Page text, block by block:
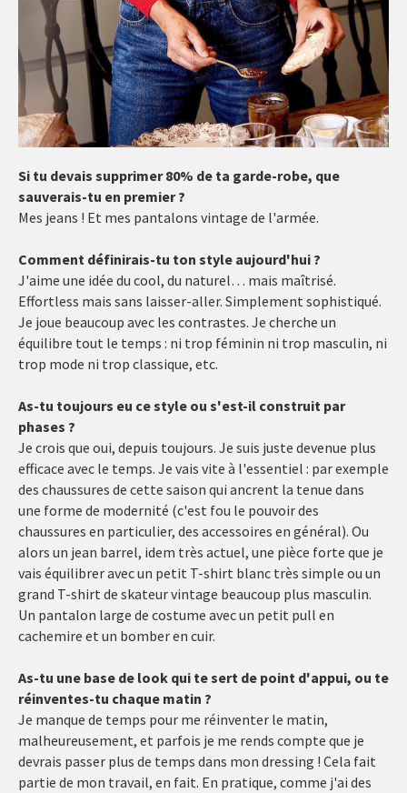
Si tu devais supprimer 80% de ta garde-robe, que
sauverais-tu en premier ?
Mes jeans ! Et mes pantalons vintage de l'armée.
Comment définirais-tu ton style aujourd'hui ?
J'aime une idée du cool, du naturel… mais maîtrisé.
Effortless mais sans laisser-aller. Simplement sophistiqué.
Je joue beaucoup avec les contrastes. Je cherche un
équilibre tout le temps : ni trop féminin ni trop masculin, ni
trop mode ni trop classique, etc.
As-tu toujours eu ce style ou s'est-il construit par
phases ?
Je crois que oui, depuis toujours. Je suis juste devenue plus
efficace avec le temps. Je vais vite à l'essentiel : par exemple
des chaussures de cette saison qui ancrent la tenue dans
une forme de modernité (c'est fou le pouvoir des
chaussures en particulier, des accessoires en général). Ou
alors un jean barrel, idem très actuel, une pièce forte que je
vais équilibrer avec un petit T-shirt blanc très simple ou un
grand T-shirt de skateur vintage beaucoup plus masculin.
Un pantalon large de costume avec un petit pull en
cachemire et un bomber en cuir.
As-tu une base de look qui te sert de point d'appui, ou te
réinventes-tu chaque matin ?
Je manque de temps pour me réinventer le matin,
malheureusement, et parfois je me rends compte que je
devrais passer plus de temps dans mon dressing ! Cela fait
partie de mon travail, en fait. En pratique, comme j'ai des